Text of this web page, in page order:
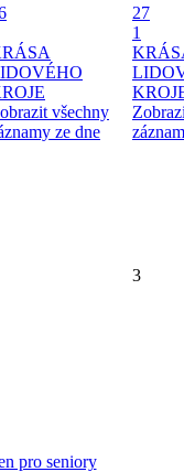
všechny
ze dne
27
1
3
pro seniory